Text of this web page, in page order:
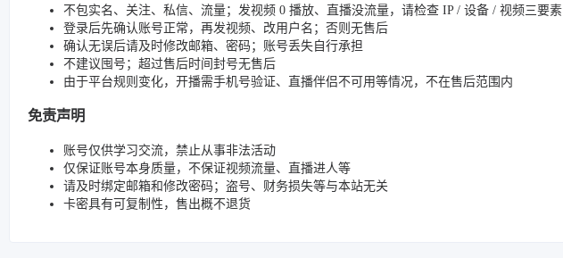
不包实名、关注、私信、流量；发视频 0 播放、直播没流量，请检查 IP / 设备 / 视频三要素
登录后先确认账号正常，再发视频、改用户名；否则无售后
确认无误后请及时修改邮箱、密码；账号丢失自行承担
不建议囤号；超过售后时间封号无售后
由于平台规则变化，开播需手机号验证、直播伴侣不可用等情况，不在售后范围内
免责声明
账号仅供学习交流，禁止从事非法活动
仅保证账号本身质量，不保证视频流量、直播进人等
请及时绑定邮箱和修改密码；盗号、财务损失等与本站无关
卡密具有可复制性，售出概不退货